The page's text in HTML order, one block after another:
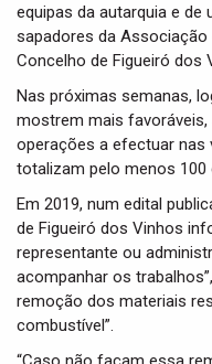
equipas da autarquia e
sapadores da
Concelho de Figueiró dos
Nas próximas semanas,
mostrem mais favoráveis,
operações a efectuar nas
totalizam pelo menos 100
Em 2019, num edital
de Figueiró dos Vinhos
representante ou
acompanhar os
remoção dos materiais
combustível”.